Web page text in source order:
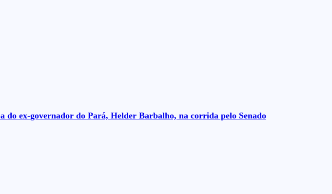
do ex-governador do Pará, Helder Barbalho, na corrida pelo Senado